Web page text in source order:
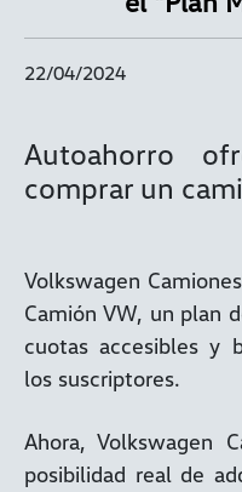
22/04/2024
Autoahorro
comprar un
Volkswagen
Camión VW, un plan
cuotas accesibles y
los suscriptores.
Ahora, Volkswagen
posibilidad real de